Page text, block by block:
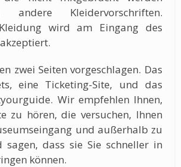
Kleidervorschriften.
wird am Eingang des
zwei Seiten vorgeschlagen. Das
eine Ticketing-Site, und das
Wir empfehlen Ihnen,
zu hören, die versuchen, Ihnen
und außerhalb zu
sagen, dass sie Sie schneller in
können.